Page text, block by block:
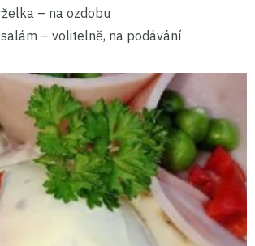
– na ozdobu
– volitelně, na podávání